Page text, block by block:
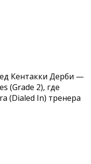
Кентакки Дерби —
(Grade 2), где
(Dialed In) тренера